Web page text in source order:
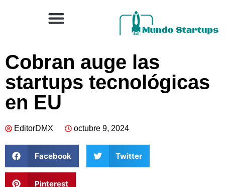
Cobran auge las
startups tecnológicas
en EU
EditorDMX octubre 9, 2024
Facebook Twitter
Pinterest